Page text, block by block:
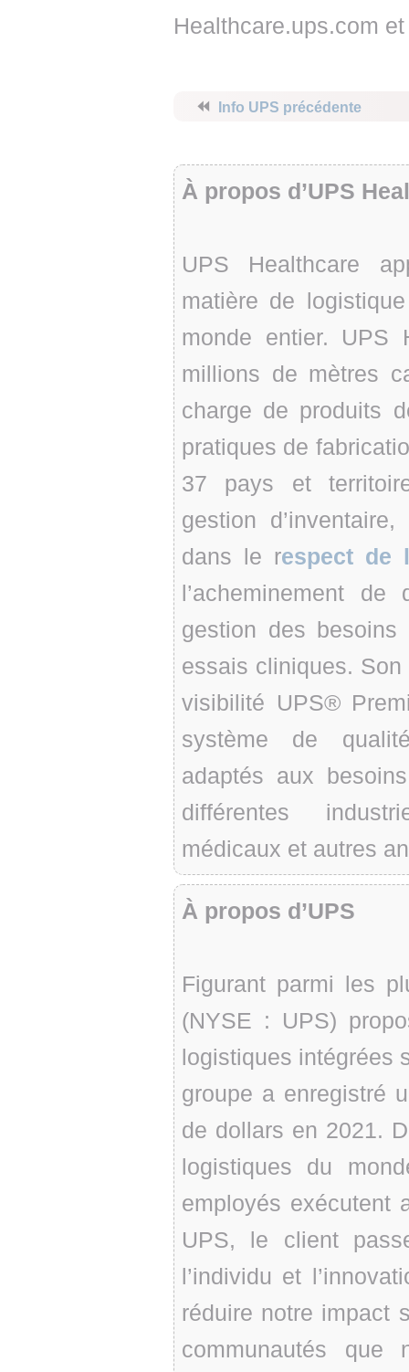
Healthcare.ups.com
⏪ Info UPS précédente
À propos d’UPS
UPS Healthcare
matière de
monde entier. UPS
millions de mètres
charge de produits
pratiques de
37 pays et
gestion
dans le respect de
l’acheminement
gestion des
essais cliniques.
visibilité UPS®
système de
adaptés aux
différentes
médicaux et autres
À propos d’UPS
Figurant parmi les
(NYSE : UPS)
logistiques intégrées
groupe a enregistré
de dollars en 2021.
logistiques du
employés exécutent
UPS, le client
l’individu et
réduire notre impact
communautés que